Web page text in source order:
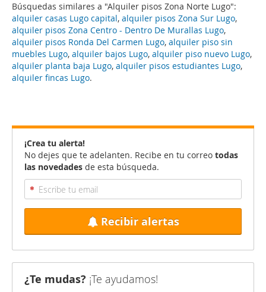
Búsquedas similares a "Alquiler pisos Zona Norte Lugo":
alquiler casas Lugo capital, alquiler pisos Zona Sur Lugo,
alquiler pisos Zona Centro - Dentro De Murallas Lugo,
alquiler pisos Ronda Del Carmen Lugo, alquiler piso sin
muebles Lugo, alquiler bajos Lugo, alquiler piso nuevo Lugo,
alquiler planta baja Lugo, alquiler pisos estudiantes Lugo,
alquiler fincas Lugo.
¡Crea tu alerta!
No dejes que te adelanten. Recibe en tu correo todas
las novedades de esta búsqueda.
Recibir alertas
¿Te mudas? ¡Te ayudamos!